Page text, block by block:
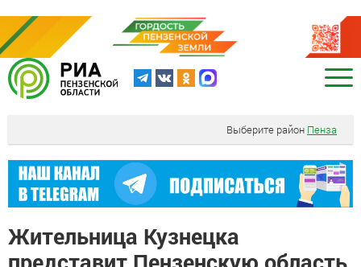
Выберите район Пенза
Жительница Кузнецка